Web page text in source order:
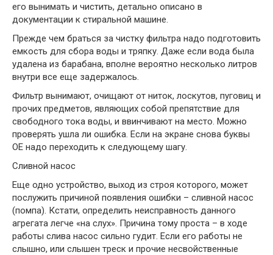
его вынимать и чистить, детально описано в
документации к стиральной машине.
Прежде чем браться за чистку фильтра надо подготовить
емкость для сбора воды и тряпку. Даже если вода была
удалена из барабана, вполне вероятно несколько литров
внутри все еще задержалось.
Фильтр вынимают, очищают от ниток, лоскутов, пуговиц и
прочих предметов, являющих собой препятствие для
свободного тока воды, и ввинчивают на место. Можно
проверять ушла ли ошибка. Если на экране снова буквы
OE надо переходить к следующему шагу.
Сливной насос
Еще одно устройство, выход из строя которого, может
послужить причиной появления ошибки – сливной насос
(помпа). Кстати, определить неисправность данного
агрегата легче «на слух». Причина тому проста – в ходе
работы слива насос сильно гудит. Если его работы не
слышно, или слышен треск и прочие несвойственные